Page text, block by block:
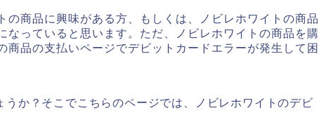
の商品に興味がある方、もしくは、ノビレホワイトの商品
なっていると思います。ただ、ノビレホワイトの商品を購
商品の支払いページでデビットカードエラーが発生して困
うか？そこでこちらのページでは、ノビレホワイトのデビ